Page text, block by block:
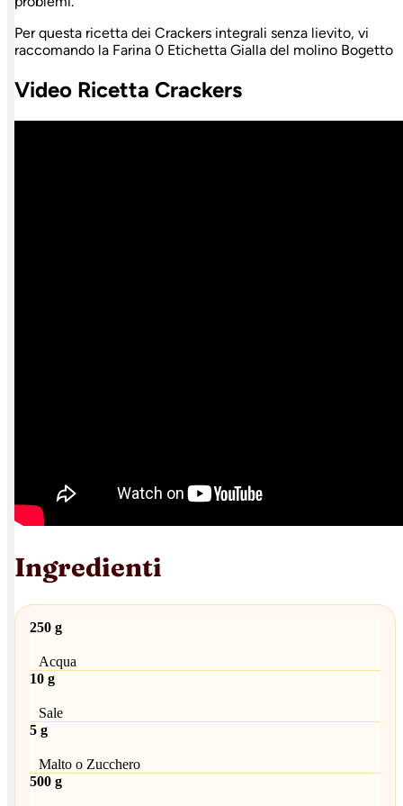
Per questa ricetta dei Crackers integrali senza lievito, vi
raccomando la Farina 0 Etichetta Gialla del molino Bogetto
Video Ricetta Crackers
Ingredienti
250 g
Acqua
10 g
Sale
5 g
Malto o Zucchero
500 g